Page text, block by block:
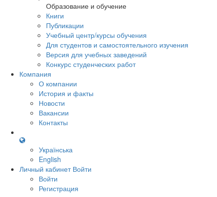
Образование и обучение
Книги
Публикации
Учебный центр/курсы обучения
Для студентов и самостоятельного изучения
Версия для учебных заведений
Конкурс студенческих работ
Компания
О компании
История и факты
Новости
Вакансии
Контакты
Українська
English
Личный кабинет Войти
Войти
Регистрация